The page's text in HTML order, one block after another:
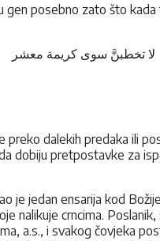
posebno zato što
لا تخطبنَّ سوی کریمة
dalekih predaka ili
dobiju pretpostavke za
je jedan ensarija kod
crncima.
a.s., i svakog čovjeka